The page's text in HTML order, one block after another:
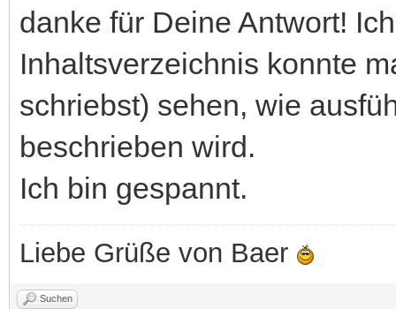
danke für Deine Antwort!
Inhaltsverzeichnis konnte
schriebst) sehen, wie
beschrieben wird.
Ich bin gespannt.
Liebe Grüße von Baer
Suchen